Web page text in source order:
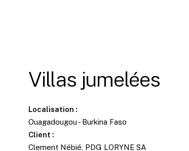
Villas jumelées
Localisation :
Ouagadougou - Burkina Faso
Client :
Clement Nébié, PDG LORYNE SA